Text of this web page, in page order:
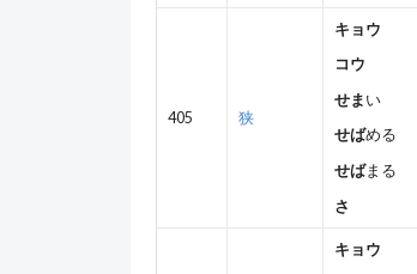
405 狭
キョウ
コウ
せま い
せばめる
せばまる
さ
キョウ